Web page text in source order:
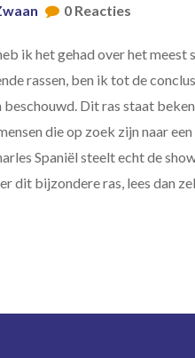
0 Reacties
ik het gehad over het meest
rassen, ben ik tot de
Dit ras staat
die op zoek zijn naar
Spaniël steelt echt de
dit bijzondere ras, lees dan